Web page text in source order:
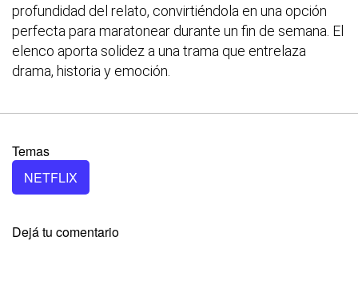
profundidad del relato, convirtiéndola en una opción
perfecta para maratonear durante un fin de semana. El
elenco aporta solidez a una trama que entrelaza
drama, historia y emoción.
Temas
NETFLIX
Dejá tu comentario